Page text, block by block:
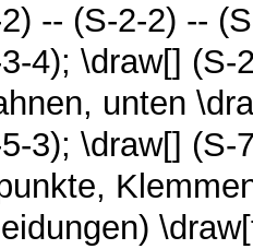
-- (S-2-2) --
4); \draw[] (S-
unten
3); \draw[] (S-